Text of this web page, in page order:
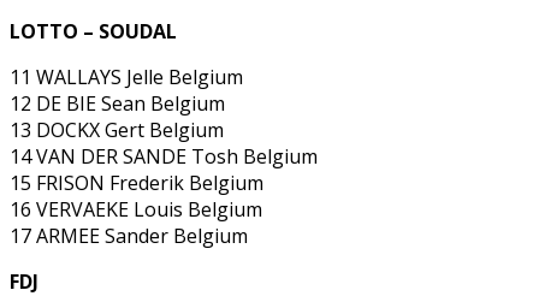
LOTTO – SOUDAL
11 WALLAYS Jelle Belgium
12 DE BIE Sean Belgium
13 DOCKX Gert Belgium
14 VAN DER SANDE Tosh Belgium
15 FRISON Frederik Belgium
16 VERVAEKE Louis Belgium
17 ARMEE Sander Belgium
FDJ